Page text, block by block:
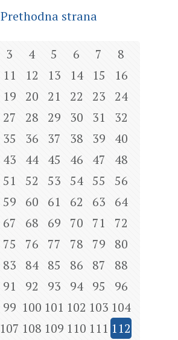
Prethodna strana
3 4 5 6 7
8
11 12 13 14 15
16
19 20 21 22 23
24
27 28 29 30 31
32
35 36 37 38 39
40
43 44 45 46 47
48
51 52 53 54 55
56
59 60 61 62 63
64
67 68 69 70 71
72
75 76 77 78 79
80
83 84 85 86 87
88
91 92 93 94 95
96
99 100 101 102 103 104
107 108 109 110 111 112